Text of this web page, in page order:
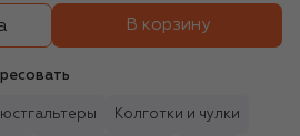
В корзину
Колготки и чулки